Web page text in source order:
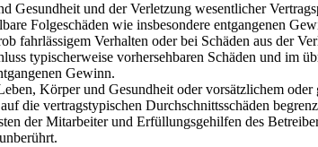
Gesundheit und der Verletzung wesentlicher
Folgeschäden wie insbesondere entgangenen
fahrlässigem Verhalten oder bei Schäden aus der
typischerweise vorhersehbaren Schäden und im
Gewinn.
Körper und Gesundheit oder vorsätzlichem
die vertragstypischen Durchschnittsschäden
der Mitarbeiter und Erfüllungsgehilfen des